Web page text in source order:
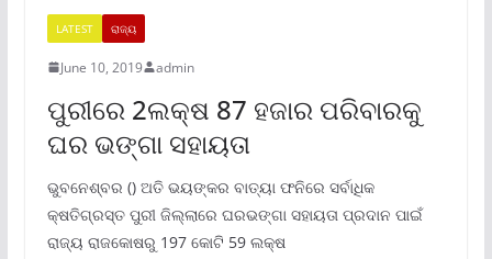
LATEST ରାଜ୍ୟ
June 10, 2019 admin
ପୁରୀରେ 2ଲକ୍ଷ 87 ହଜାର ପରିବାରକୁ
ଘର ଭଙ୍ଗା ସହାୟତା
ଭୁବନେଶ୍ବର () ଅତି ଭୟଙ୍କର ବାତ୍ୟା ଫନିରେ ସର୍ବାଧିକ
କ୍ଷତିଗ୍ରସ୍ତ ପୁରୀ ଜିଲ୍ଲାରେ ଘରଭଙ୍ଗା ସହାୟତା ପ୍ରଦାନ ପାଇଁ
ରାଜ୍ୟ ରାଜକୋଷରୁ 197 କୋଟି 59 ଲକ୍ଷ